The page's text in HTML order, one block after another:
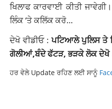
ਖਿਲਾਫ ਕਾਰਵਾਈ ਕੀਤੀ
ਲਿੰਕ ‘ਤੇ ਕਲਿੱਕ ਕਰੋ…
ਦੇਖੋ ਵੀਡੀਓ :ਪਟਿਆਲੇ ਪੁਲਿਸ ਤੇ
ਗੋਲੀਆਂ,ਬੰਦੇ ਫੱਟੜ, ਭੜਕੇ ਲੋਕ ਦੇਖੋ
ਹਰ ਵੇਲੇ Update ਰਹਿਣ ਲਈ ਸਾਨੂੰ